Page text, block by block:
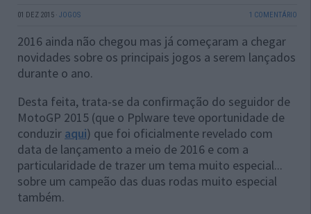
01 DEZ 2015 · JOGOS 1 COMENTÁRIO
2016 ainda não chegou mas já começaram a chegar
novidades sobre os principais jogos a serem lançados
durante o ano.
Desta feita, trata-se da confirmação do seguidor de
MotoGP 2015 (que o Pplware teve oportunidade de
conduzir aqui) que foi oficialmente revelado com
data de lançamento a meio de 2016 e com a
particularidade de trazer um tema muito especial...
sobre um campeão das duas rodas muito especial
também.